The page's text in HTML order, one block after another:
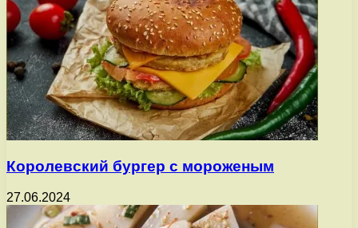
Королевский бургер с мороженым
27.06.2024